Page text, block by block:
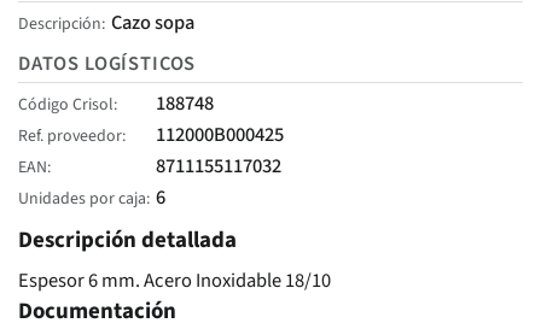
Descripción Cazo sopa
DATOS LOGÍSTICOS
Código Crisol 188748
Ref. proveedor 112000B000425
EAN 8711155117032
Unidades por caja 6
Descripción detallada
Espesor 6 mm. Acero Inoxidable 18/10
Documentación